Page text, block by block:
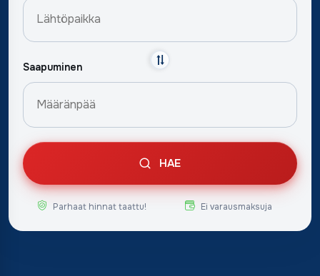
Saapuminen
HAE
Parhaat hinnat taattu! Ei varausmaksuja